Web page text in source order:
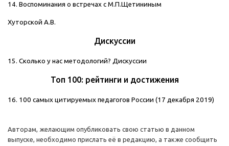
14. Воспоминания о встречах с М.П.Щетининым
Хуторской А.В.
Дискуссии
15. Сколько у нас методологий? Дискуссии
Топ 100: рейтинги и достижения
16. 100 самых цитируемых педагогов России (17 декабря 2019)
Авторам, желающим опубликовать свою статью в данном
выпуске, необходимо прислать её в редакцию, а также сообщить